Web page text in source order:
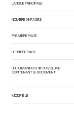
LANGUE PRINCIPALE
NOMBRE DE PAGES
PREMIÈRE PAGE
DERNIÈRE PAGE
URI DU MANIFEST IIIF DU VOLUME
CONTENANT LE DOCUMENT
MODIFIÉ LE